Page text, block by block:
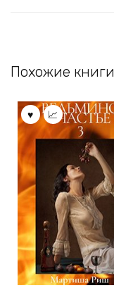
Похожие книги